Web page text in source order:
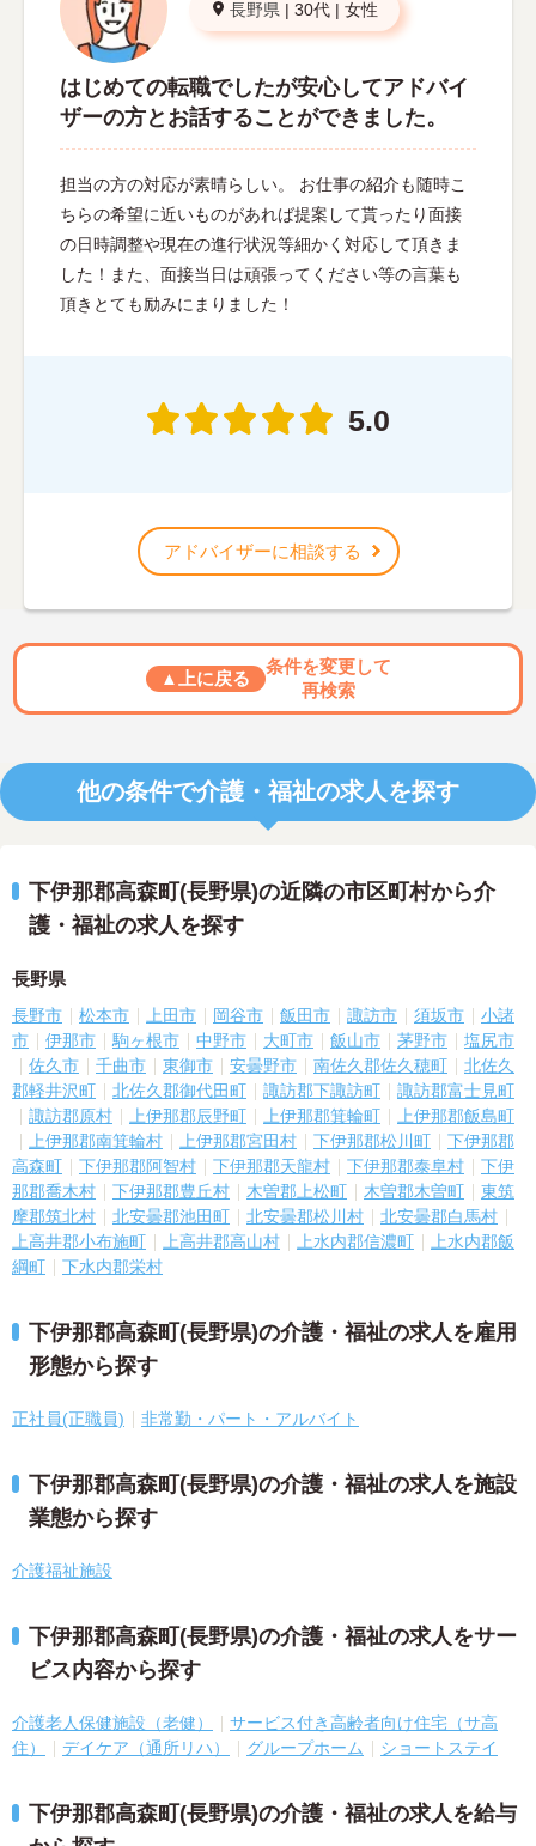
長野県 | 30代 | 女性
はじめての転職でしたが安心してアドバイ
ザーの方とお話することができました。
担当の方の対応が素晴らしい。 お仕事の紹介も随時こ
ちらの希望に近いものがあれば提案して貰ったり面接
の日時調整や現在の進行状況等細かく対応して頂きま
した！また、面接当日は頑張ってください等の言葉も
頂きとても励みにまりました！
5.0
アドバイザーに相談する
▲上に戻る
条件を変更して
再検索
他の条件で介護・福祉の求人を探す
下伊那郡高森町(長野県)の近隣の市区町村から介
護・福祉の求人を探す
長野県
長野市 松本市 上田市 岡谷市 飯田市 諏訪市 須坂市
小諸
市
伊那市 駒ヶ根市 中野市 大町市 飯山市 茅野市
塩尻市
佐久市
千曲市 東御市 安曇野市 南佐久郡佐久穂町
北佐久
郡軽井沢町
北佐久郡御代田町 諏訪郡下諏訪町
諏訪郡富士見町
諏訪郡原村
上伊那郡辰野町 上伊那郡箕輪町
上伊那郡飯島町
上伊那郡南箕輪村
上伊那郡宮田村 下伊那郡松川町
下伊那郡
高森町
下伊那郡阿智村 下伊那郡天龍村 下伊那郡泰阜村
下伊
那郡喬木村
下伊那郡豊丘村 木曽郡上松町 木曽郡木曽町
東筑
摩郡筑北村
北安曇郡池田町 北安曇郡松川村
北安曇郡白馬村
上高井郡小布施町
上高井郡高山村 上水内郡信濃町
上水内郡飯
綱町
下水内郡栄村
下伊那郡高森町(長野県)の介護・福祉の求人を雇用
形態から探す
正社員(正職員) 非常勤・パート・アルバイト
下伊那郡高森町(長野県)の介護・福祉の求人を施設
業態から探す
介護福祉施設
下伊那郡高森町(長野県)の介護・福祉の求人をサー
ビス内容から探す
介護老人保健施設（老健）
サービス付き高齢者向け住宅（サ高
住）
デイケア（通所リハ） グループホーム ショートステイ
下伊那郡高森町(長野県)の介護・福祉の求人を給与